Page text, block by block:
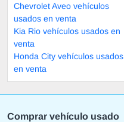
Chevrolet Aveo vehículos
usados en venta
Kia Rio vehículos usados en
venta
Honda City vehículos usados
en venta
Comprar vehículo usado